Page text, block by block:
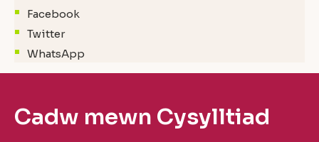
Facebook
Twitter
WhatsApp
Cadw mewn Cysylltiad